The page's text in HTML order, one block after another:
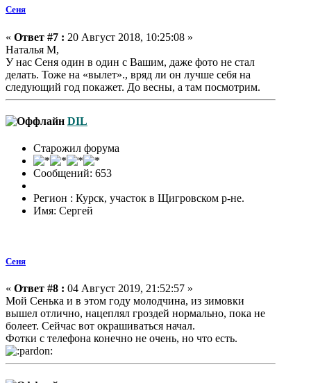
Сеня
« Ответ #7 : 20 Август 2018, 10:25:08 »
Наталья М,
У нас Сеня один в один с Вашим, даже фото не стал
делать. Тоже на «вылет»., вряд ли он лучше себя на
следующий год покажет. До весны, а там посмотрим.
DIL
Старожил форума
Сообщений: 653
Регион : Курск, участок в Щигровском р-не.
Имя: Сергей
Сеня
« Ответ #8 : 04 Август 2019, 21:52:57 »
Мой Сенька и в этом году молодчина, из зимовки
вышел отлично, нацеплял гроздей нормально, пока не
болеет. Сейчас вот окрашиваться начал.
Фотки с телефона конечно не очень, но что есть.